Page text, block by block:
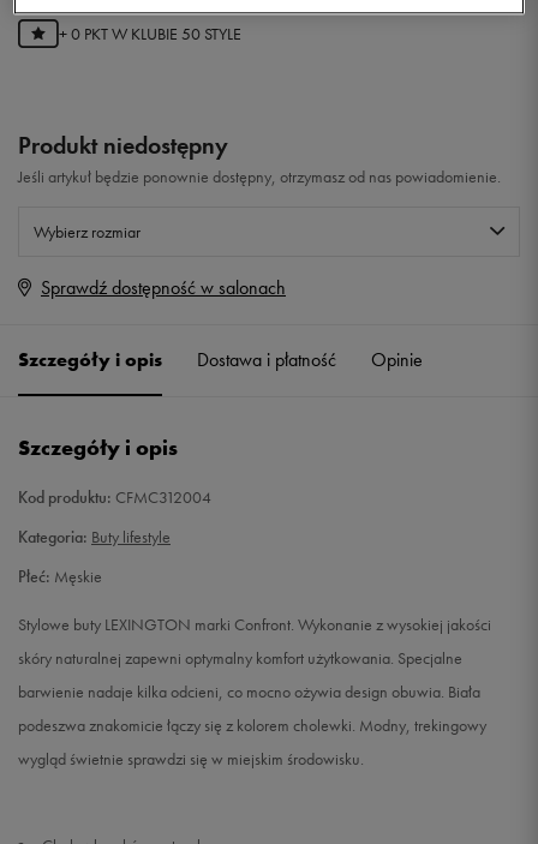
+ 0 PKT W KLUBIE 50 STYLE
Produkt niedostępny
Jeśli artykuł będzie ponownie dostępny, otrzymasz od nas powiadomienie.
Wybierz rozmiar
Rozmiary EU
44 28 cm
45
46 30 cm Powiadom o dostępności
Sprawdź dostępność w salonach
Szczegóły i opis Dostawa i płatność Opinie
Szczegóły i opis
Kod produktu: CFMC312004
Kategoria: Buty lifestyle
Płeć: Męskie
Stylowe buty LEXINGTON marki Confront. Wykonanie z wysokiej jakości
skóry naturalnej zapewni optymalny komfort użytkowania. Specjalne
barwienie nadaje kilka odcieni, co mocno ożywia design obuwia. Biała
podeszwa znakomicie łączy się z kolorem cholewki. Modny, trekingowy
wygląd świetnie sprawdzi się w miejskim środowisku.